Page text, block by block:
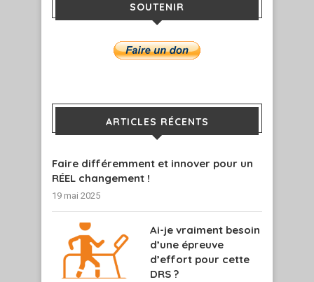
SOUTENIR
ARTICLES RÉCENTS
Faire différemment et innover pour un
RÉEL changement !
19 mai 2025
Ai-je vraiment besoin
d’une épreuve
d’effort pour cette
DRS ?